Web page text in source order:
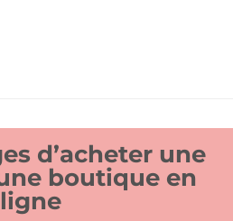
d’acheter une
boutique en
ligne